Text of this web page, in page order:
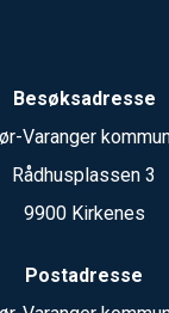
Besøksadresse
Varanger
Rådhusplassen 3
9900 Kirkenes
Postadresse